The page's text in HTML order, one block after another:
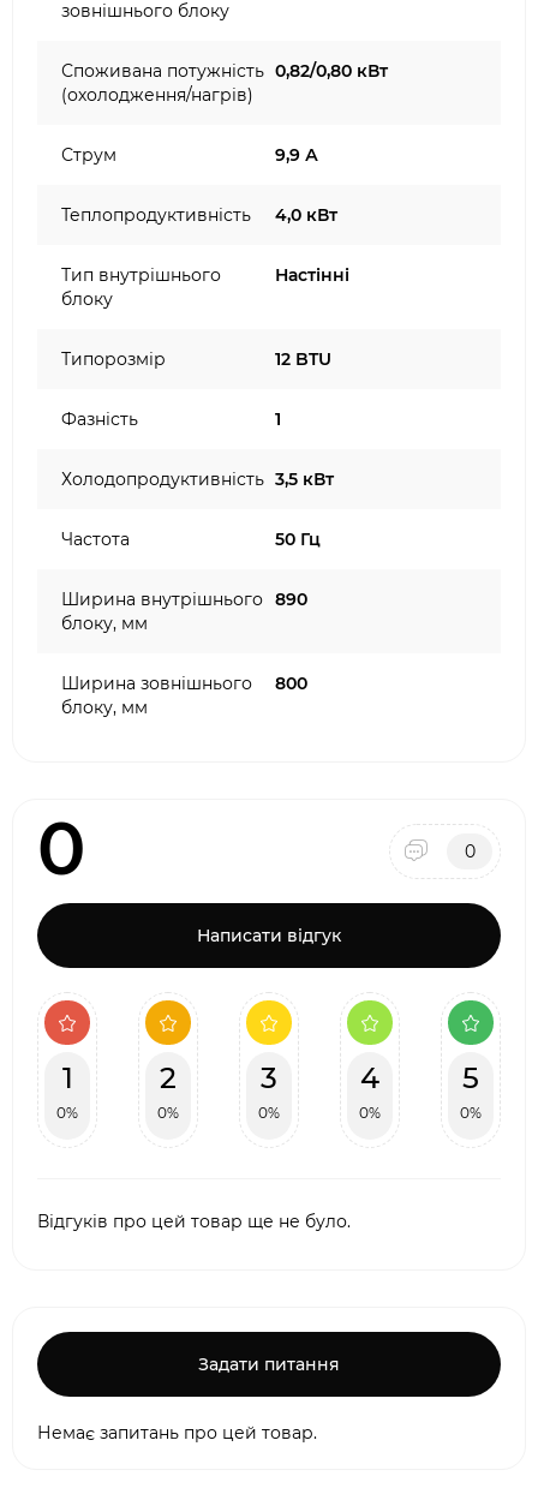
зовнішнього блоку
Споживана потужність
(охолодження/нагрів)
0,82/0,80 кВт
Струм 9,9 А
Теплопродуктивність 4,0 кВт
Тип внутрішнього
блоку
Настінні
Типорозмір 12 BTU
Фазність 1
Холодопродуктивність 3,5 кВт
Частота 50 Гц
Ширина внутрішнього
блоку, мм
890
Ширина зовнішнього
блоку, мм
800
0 0
Написати відгук
1
0%
2
0%
3
0%
4
0%
5
0%
Відгуків про цей товар ще не було.
Задати питання
Немає запитань про цей товар.